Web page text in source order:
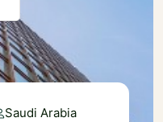
Saudi Arabia